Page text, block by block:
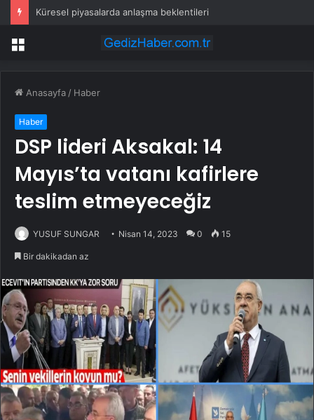
Küresel piyasalarda anlaşma beklentileri
Menü
Anasayfa / Haber
Haber
DSP lideri Aksakal: 14
Mayıs’ta vatanı kafirlere
teslim etmeyeceğiz
YUSUF SUNGAR Nisan 14, 2023 0 15
Bir dakikadan az